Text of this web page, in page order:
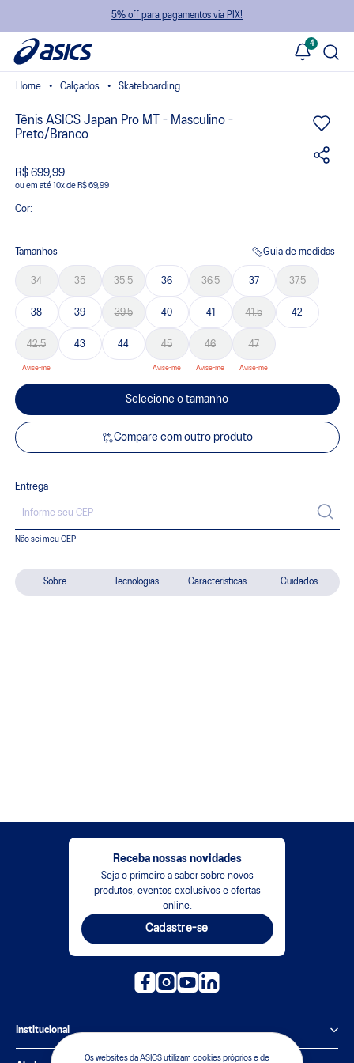
5% off para pagamentos via PIX!
4
Os websites da ASICS utilizam cookies próprios e de
Sobre Tecnologias Características Cuidados
Calçados Skateboarding
Tênis ASICS Japan Pro MT - Masculino -
Preto/Branco
R$ 699,99
ou 10xde R$ 69,99
Cor:
Tamanhos Guia de medidas
34 35 35.5 36 36.5 37 37.5
38 39 39.5 40 41 41.5 42
42.5 43 44 45 46 47
Selecione o tamanho
Compare com outro produto
Entrega
Não sei meu CEP
Receba nossas novidades
Seja o primeiro a saber sobre novos
produtos, eventos exclusivos e ofertas
online.
Cadastre-se
Institucional